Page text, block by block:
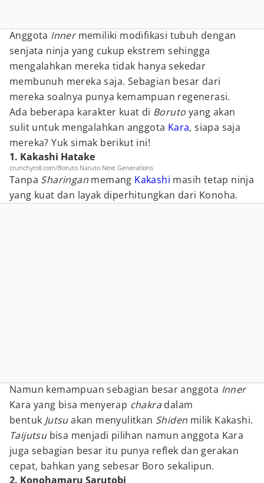
Anggota Innermemiliki modifikasi tubuh dengan
senjata ninja yang cukup ekstrem sehingga
mengalahkan mereka tidak hanya sekedar
membunuh mereka saja. Sebagian besar dari
mereka soalnya punya kemampuan regenerasi.
Ada beberapa karakter kuat di Boruto yang akan
sulit untuk mengalahkan anggota Kara, siapa saja
mereka? Yuk simak berikut ini!
1. Kakashi Hatake
crunchyroll.com/Boruto Naruto Next Generations
Tanpa Sharingan memang Kakashi masih tetap ninja
yang kuat dan layak diperhitungkan dari Konoha.
Namun kemampuan sebagian besar anggota Inner
Kara yang bisa menyerap chakradalam
bentuk Jutsuakan menyulitkan Shiden milik Kakashi.
Taijutsu bisa menjadi pilihan namun anggota Kara
juga sebagian besar itu punya reflek dan gerakan
cepat, bahkan yang sebesar Boro sekalipun.
2. Konohamaru Sarutobi